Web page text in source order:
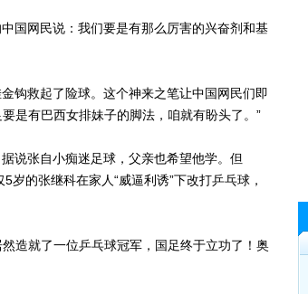
网民说：我们要是有那么厉害的兴奋剂和基
救起了险球。这个神来之笔让中国网民们即
是有巴西女排妹子的脚法，咱就有盼头了。”
张自小痴迷足球，父亲也希望他学。但
的张继科在家人“威逼利诱”下改打乒乓球，
造就了一位乒乓球冠军，国足终于立功了！奥